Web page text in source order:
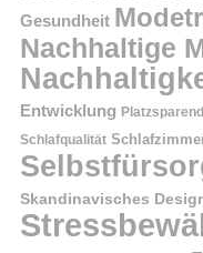
Gesundheit
Nachhaltige
Entwicklung
Schlafqualität
Skandinavisches